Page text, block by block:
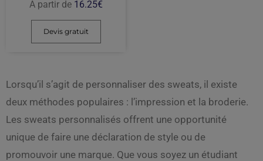
A partir de 16.25€
Devis gratuit
Lorsqu’il s’agit de personnaliser des sweats, il existe
deux méthodes populaires : l’impression et la broderie.
Les sweats personnalisés offrent une opportunité
unique de faire une déclaration de style ou de
promouvoir une marque. Que vous soyez un étudiant